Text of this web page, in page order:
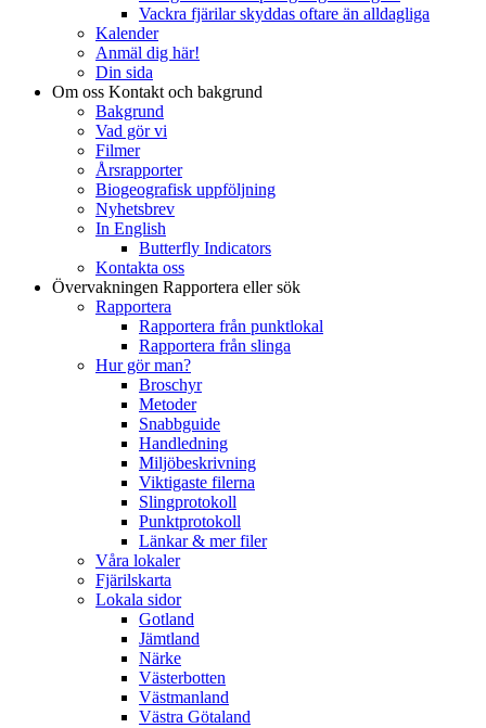
Vackra fjärilar skyddas oftare än alldagliga
Kalender
Anmäl dig här!
Din sida
Om oss Kontakt och bakgrund
Bakgrund
Vad gör vi
Filmer
Årsrapporter
Biogeografisk uppföljning
Nyhetsbrev
In English
Butterfly Indicators
Kontakta oss
Övervakningen Rapportera eller sök
Rapportera
Rapportera från punktlokal
Rapportera från slinga
Hur gör man?
Broschyr
Metoder
Snabbguide
Handledning
Miljöbeskrivning
Viktigaste filerna
Slingprotokoll
Punktprotokoll
Länkar & mer filer
Våra lokaler
Fjärilskarta
Lokala sidor
Gotland
Jämtland
Närke
Västerbotten
Västmanland
Västra Götaland